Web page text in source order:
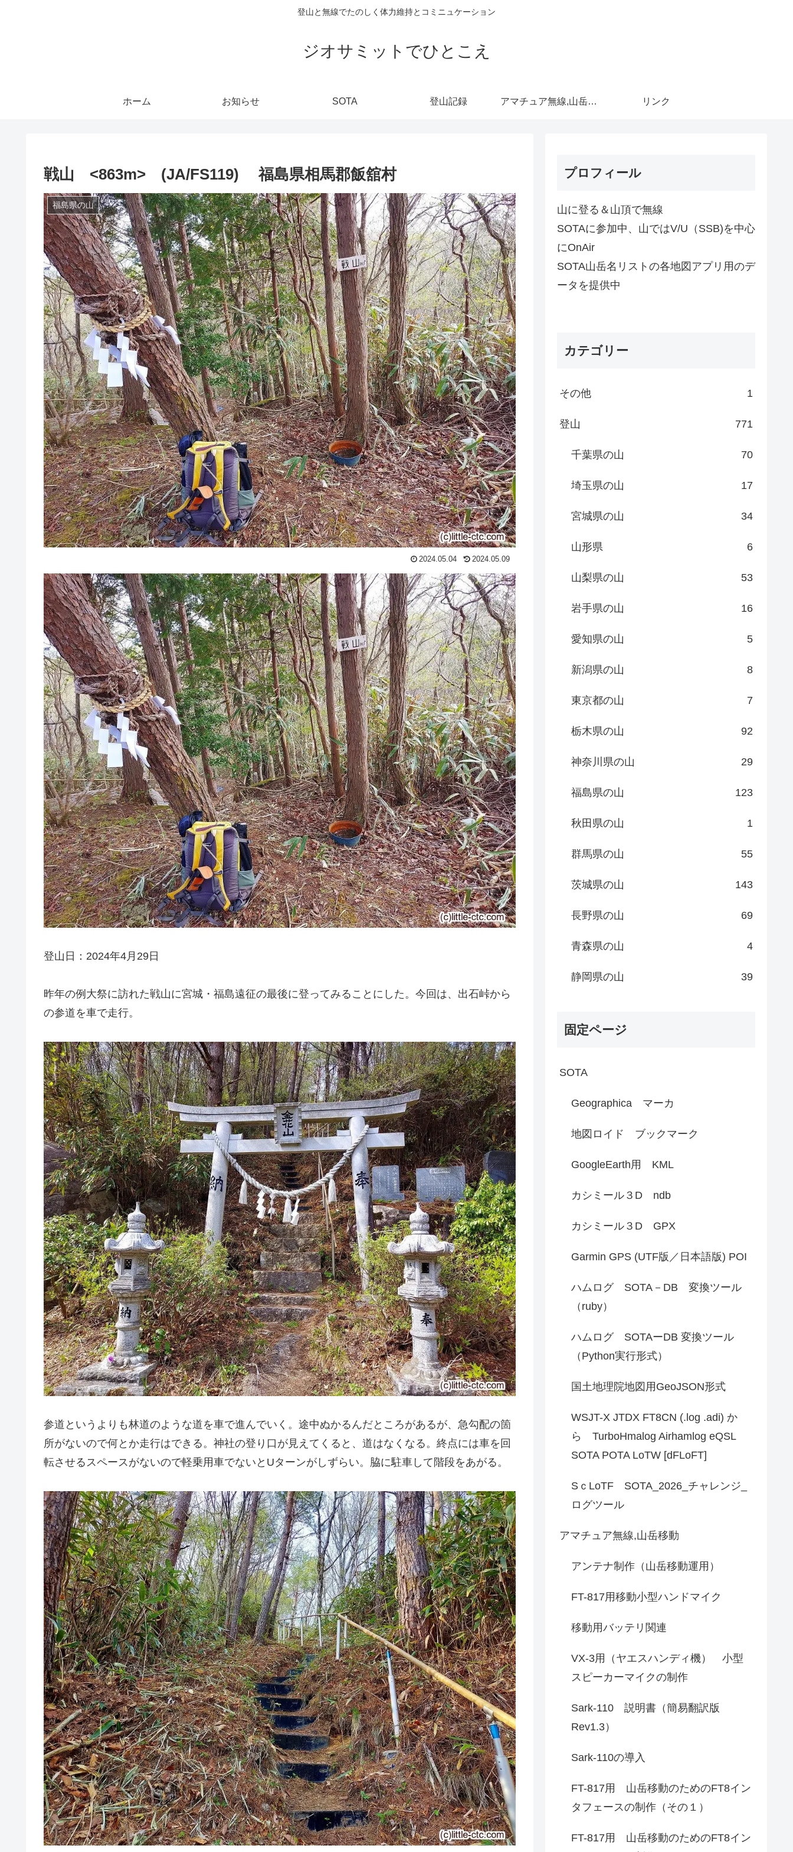
登山と無線でたのしく体力維持とコミニュケーション
ジオサミットでひとこえ
ホーム お知らせ SOTA 登山記録 アマチュア無線,山岳移動 リンク
戦山 <863m> (JA/FS119) 福島県相馬郡飯舘村
福島県の山
2024.05.04 2024.05.09
登山日：2024年4月29日
昨年の例大祭に訪れた戦山に宮城・福島遠征の最後に登ってみることにした。今回は、出石峠から
の参道を車で走行。
参道というよりも林道のような道を車で進んでいく。途中ぬかるんだところがあるが、急勾配の箇
所がないので何とか走行はできる。神社の登り口が見えてくると、道はなくなる。終点には車を回
転させるスペースがないので軽乗用車でないとUターンがしずらい。脇に駐車して階段をあがる。
プロフィール
山に登る＆山頂で無線
SOTAに参加中、山ではV/U（SSB)を中心
にOnAir
SOTA山岳名リストの各地図アプリ用のデ
ータを提供中
カテゴリー
その他 1
登山 771
千葉県の山 70
埼玉県の山 17
宮城県の山 34
山形県 6
山梨県の山 53
岩手県の山 16
愛知県の山 5
新潟県の山 8
東京都の山 7
栃木県の山 92
神奈川県の山 29
福島県の山 123
秋田県の山 1
群馬県の山 55
茨城県の山 143
長野県の山 69
青森県の山 4
静岡県の山 39
固定ページ
SOTA
Geographica マーカ
地図ロイド ブックマーク
GoogleEarth用 KML
カシミール３D ndb
カシミール３D GPX
Garmin GPS (UTF版／日本語版) POI
ハムログ SOTA－DB 変換ツール
（ruby）
ハムログ SOTAーDB 変換ツール
（Python実行形式）
国土地理院地図用GeoJSON形式
WSJT-X JTDX FT8CN (.log .adi) か
ら TurboHmalog Airhamlog eQSL
SOTA POTA LoTW [dFLoFT]
SｃLoTF SOTA_2026_チャレンジ_
ログツール
アマチュア無線,山岳移動
アンテナ制作（山岳移動運用）
FT-817用移動小型ハンドマイク
移動用バッテリ関連
VX-3用（ヤエスハンディ機） 小型
スピーカーマイクの制作
Sark-110 説明書（簡易翻訳版
Rev1.3）
Sark-110の導入
FT-817用 山岳移動のためのFT8イン
タフェースの制作（その１）
FT-817用 山岳移動のためのFT8イン